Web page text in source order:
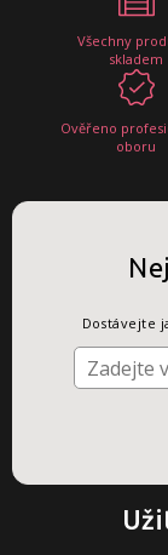
Všechny
skladem
Ověřeno
oboru
Dostávejte